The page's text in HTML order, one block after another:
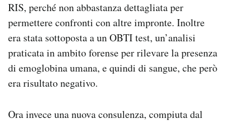
RIS, perché non abbastanza dettagliata per
permettere confronti con altre impronte. Inoltre
era stata sottoposta a un OBTI test, un’analisi
praticata in ambito forense per rilevare la presenza
di emoglobina umana, e quindi di sangue, che però
era risultato negativo.
Ora invece una nuova consulenza, compiuta dal